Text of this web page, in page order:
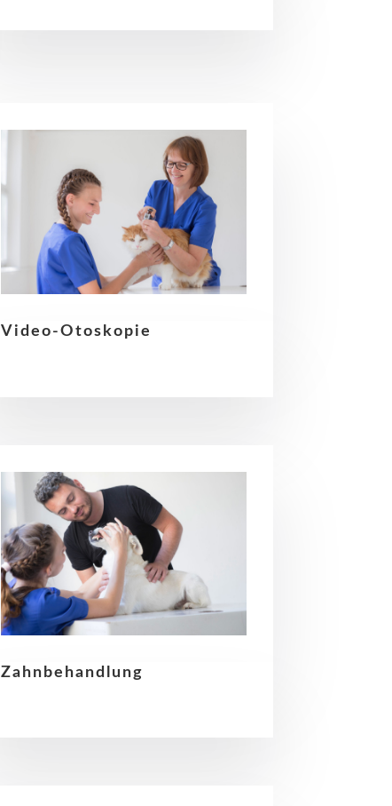
Video-Otoskopie
Zahnbehandlung